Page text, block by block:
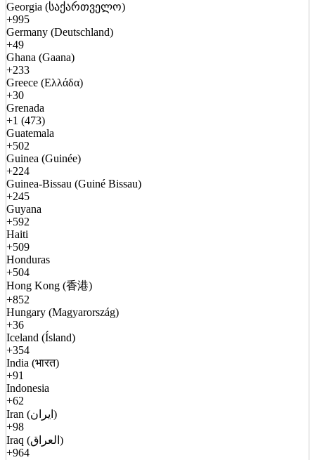
Georgia (საქართველო)
+995
Germany (Deutschland)
+49
Ghana (Gaana)
+233
Greece (Ελλάδα)
+30
Grenada
+1 (473)
Guatemala
+502
Guinea (Guinée)
+224
Guinea-Bissau (Guiné Bissau)
+245
Guyana
+592
Haiti
+509
Honduras
+504
Hong Kong (香港)
+852
Hungary (Magyarország)
+36
Iceland (Ísland)
+354
India (भारत)
+91
Indonesia
+62
Iran (ایران)
+98
Iraq (العراق)
+964